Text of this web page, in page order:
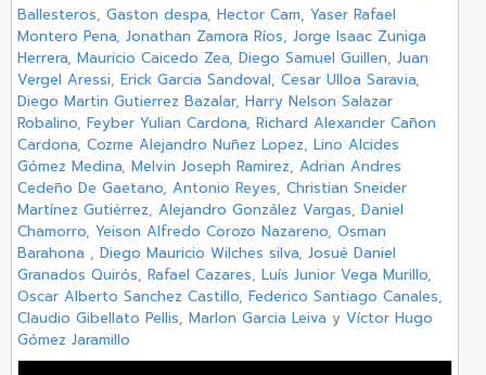
Ballesteros, Gaston despa, Hector Cam, Yaser Rafael
Montero Pena, Jonathan Zamora Ríos, Jorge Isaac Zuniga
Herrera, Mauricio Caicedo Zea, Diego Samuel Guillen, Juan
Vergel Aressi, Erick Garcia Sandoval, Cesar Ulloa Saravia,
Diego Martin Gutierrez Bazalar, Harry Nelson Salazar
Robalino, Feyber Yulian Cardona, Richard Alexander Cañon
Cardona, Cozme Alejandro Nuñez Lopez, Lino Alcides
Gómez Medina, Melvin Joseph Ramirez, Adrian Andres
Cedeño De Gaetano, Antonio Reyes, Christian Sneider
Martínez Gutiérrez, Alejandro González Vargas, Daniel
Chamorro, Yeison Alfredo Corozo Nazareno, Osman
Barahona , Diego Mauricio Wilches silva, Josué Daniel
Granados Quirós, Rafael Cazares, Luís Junior Vega Murillo,
Oscar Alberto Sanchez Castillo, Federico Santiago Canales,
Claudio Gibellato Pellis, Marlon Garcia Leiva y Víctor Hugo
Gómez Jaramillo